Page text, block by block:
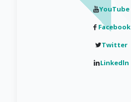
YouTube
Facebook
Twitter
Linkedln